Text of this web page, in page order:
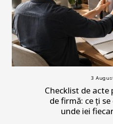
3
Checklist de
de firmă: ce ți
unde iei